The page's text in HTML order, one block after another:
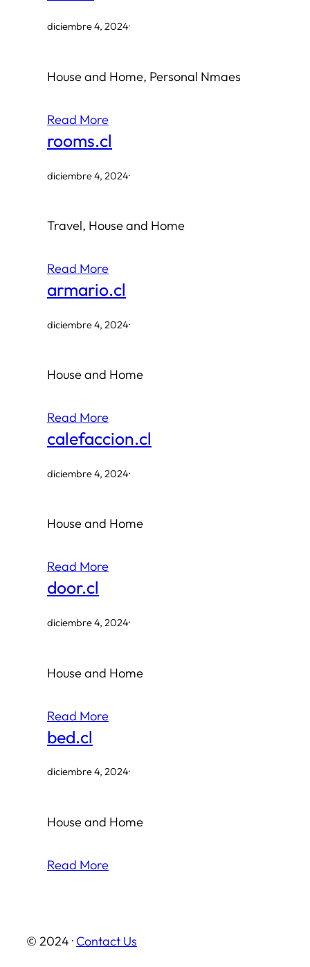
diciembre 4, 2024·
House and Home, Personal Nmaes
Read More
rooms.cl
diciembre 4, 2024·
Travel, House and Home
Read More
armario.cl
diciembre 4, 2024·
House and Home
Read More
calefaccion.cl
diciembre 4, 2024·
House and Home
Read More
door.cl
diciembre 4, 2024·
House and Home
Read More
bed.cl
diciembre 4, 2024·
House and Home
Read More
© 2024 · Contact Us